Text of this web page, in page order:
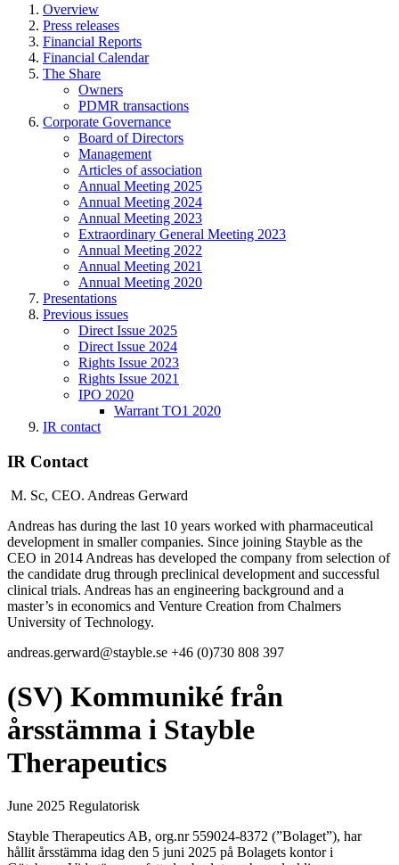
Overview
Press releases
Financial Reports
Financial Calendar
The Share
Owners
PDMR transactions
Corporate Governance
Board of Directors
Management
Articles of association
Annual Meeting 2025
Annual Meeting 2024
Annual Meeting 2023
Extraordinary General Meeting 2023
Annual Meeting 2022
Annual Meeting 2021
Annual Meeting 2020
Presentations
Previous issues
Direct Issue 2025
Direct Issue 2024
Rights Issue 2023
Rights Issue 2021
IPO 2020
Warrant TO1 2020
IR contact
IR Contact
M. Sc, CEO. Andreas Gerward
Andreas has during the last 10 years worked with pharmaceutical
development in smaller companies. Since joining Stayble as the
CEO in 2014 Andreas has developed the company from selection of
the candidate drug through preclinical development and successful
clinical trials. Andreas has an engineering background and a
master’s in economics and Venture Creation from Chalmers
University of Technology.
andreas.gerward@stayble.se +46 (0)730 808 397
(SV) Kommuniké från
årsstämma i Stayble
Therapeutics
June 2025 Regulatorisk
Stayble Therapeutics AB, org.nr 559024-8372 (”Bolaget”), har
hållit årsstämma idag den 5 juni 2025 på Bolagets kontor i